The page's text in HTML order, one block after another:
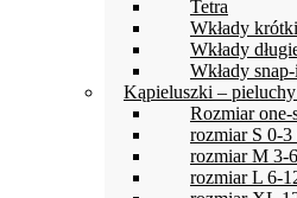
Tetra
Wkłady
Wkłady
Wkłady
Kąpieluszki –
Rozmiar one-
rozmiar S 0-3
rozmiar M 3-
rozmiar L 6-